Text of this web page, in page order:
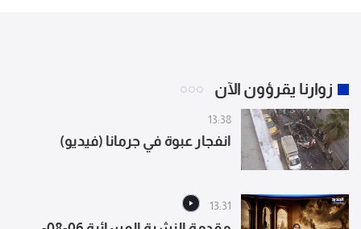
زوارنا يقرؤون الآن
13:38
انفجار عبوة في جرمانا (فيديو)
13:31